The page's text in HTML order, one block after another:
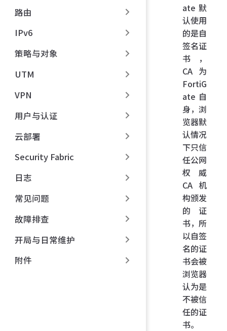
路由
IPv6
策略与对象
UTM
VPN
用户与认证
云部署
Security Fabric
日志
常见问题
故障排查
开局与日常维护
附件
ate 默
认使用
的是自
签名证
书，
CA 为
FortiG
ate 自
身，浏
览器默
认情况
下只信
任公网
权威
CA 机
构颁发
的证
书，所
以自签
名的证
书会被
浏览器
认为是
不被信
任的证
书。